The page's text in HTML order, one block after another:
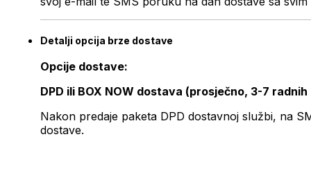
Detalji opcija brze dostave
Opcije dostave:
DPD ili BOX NOW dostava (prosječno, 3-7 radnih
Nakon predaje paketa DPD dostavnoj službi, na
dostave.